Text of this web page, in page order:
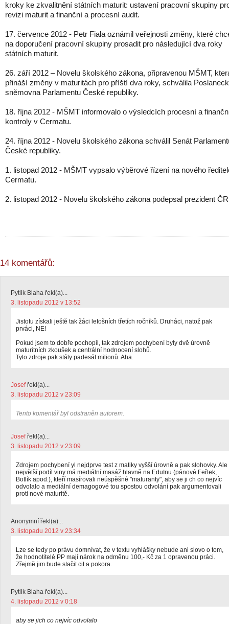
kroky ke zkvalitnění státních maturit: ustavení pracovní skupiny
revizi maturit a finanční a procesní audit.
17. července 2012 - Petr Fiala oznámil veřejnosti změny, které
na doporučení pracovní skupiny prosadit pro následující dva roky
státních maturit.
26. září 2012 – Novelu školského zákona, připravenou MŠMT,
přináší změny v maturitách pro příští dva roky, schválila
sněmovna Parlamentu České republiky.
18. října 2012 - MŠMT informovalo o výsledcích procesní a
kontroly v Cermatu.
24. října 2012 - Novelu školského zákona schválil Senát
České republiky.
1. listopad 2012 - MŠMT vypsalo výběrové řízení na nového
Cermatu.
2. listopad 2012 - Novelu školského zákona podepsal prezident
14 komentářů:
Pytlik Blaha řekl(a)...
3. listopadu 2012 v 13:52
Jistotu získali ještě tak žáci letošních třetích ročníků. Druháci, natož pak
prváci, NE!
Pokud jsem to dobře pochopil, tak zdrojem pochybení byly dvě úrovně
maturitních zkoušek a centrální hodnocení slohů.
Tyto zdroje pak stály padesát milionů. Aha.
Josefřekl(a)...
3. listopadu 2012 v 23:09
Tento komentář byl odstraněn autorem.
Josefřekl(a)...
3. listopadu 2012 v 23:09
Zdrojem pochybení yl nejdprve test z matiky vyšší úrovně a pak slohovky. Ale
největší podíl viny má mediální masáž hlavně na EduInu (pánové Feřtek,
Botlík apod.), kteří masírovali neúspěšné "maturanty", aby se ji ch co nejvíc
odvolalo a mediální demagogové tou spostou odvolání pak argumentovali
proti nové maturitě.
Anonymní řekl(a)...
3. listopadu 2012 v 23:34
Lze se tedy po právu domnívat, že v textu vyhlášky nebude ani slovo o tom,
že hodnotitelé PP mají nárok na odměnu 100,- Kč za 1 opravenou práci.
Zřejmě jim bude stačit cit a pokora.
Pytlik Blaha řekl(a)...
4. listopadu 2012 v 0:18
aby se jich co nejvíc odvolalo